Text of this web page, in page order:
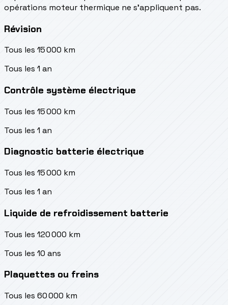
opérations moteur thermique ne s’appliquent pas.
Révision
Tous les 15 000 km
Tous les 1 an
Contrôle système électrique
Tous les 15 000 km
Tous les 1 an
Diagnostic batterie électrique
Tous les 15 000 km
Tous les 1 an
Liquide de refroidissement batterie
Tous les 120 000 km
Tous les 10 ans
Plaquettes ou freins
Tous les 60 000 km